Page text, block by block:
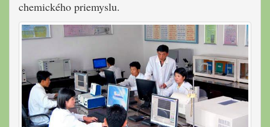
chemického priemyslu.